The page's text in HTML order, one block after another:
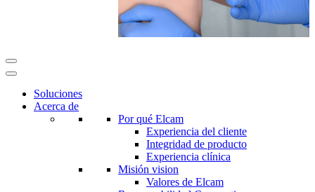
Soluciones
Acerca de
Por qué Elcam
Experiencia del cliente
Integridad de producto
Experiencia clínica
Misión vision
Valores de Elcam